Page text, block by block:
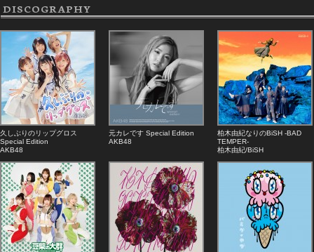
DISCOGRAPHY
久しぶりのリップグロス
Special Edition
AKB48
元カレです Special Edition
AKB48
柏木由紀なりのBiSH -BAD
TEMPER-
柏木由紀/BiSH